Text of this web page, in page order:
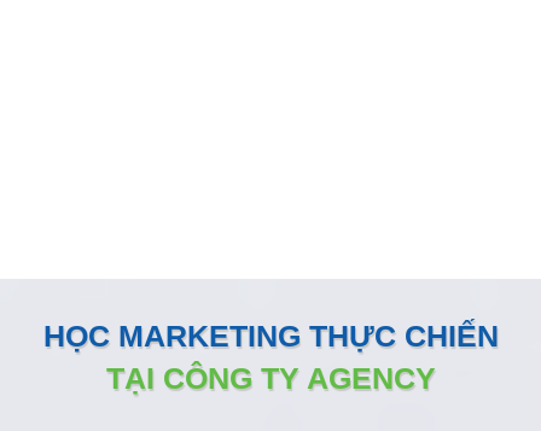
HỌC MARKETING THỰC CHIẾN
TẠI CÔNG TY AGENCY